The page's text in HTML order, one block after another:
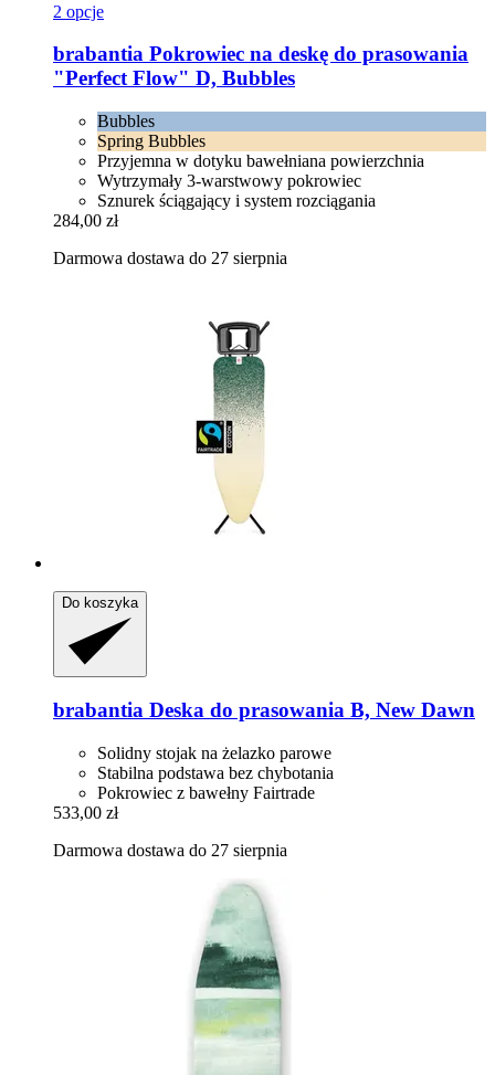
2 opcje
brabantia Pokrowiec na deskę do prasowania
"Perfect Flow" D, Bubbles
Bubbles
Spring Bubbles
Przyjemna w dotyku bawełniana powierzchnia
Wytrzymały 3-warstwowy pokrowiec
Sznurek ściągający i system rozciągania
284,00 zł
Darmowa dostawa do 27 sierpnia
Do koszyka
brabantia Deska do prasowania B, New Dawn
Solidny stojak na żelazko parowe
Stabilna podstawa bez chybotania
Pokrowiec z bawełny Fairtrade
533,00 zł
Darmowa dostawa do 27 sierpnia